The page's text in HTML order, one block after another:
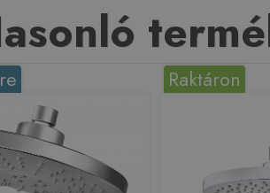
Raktáron